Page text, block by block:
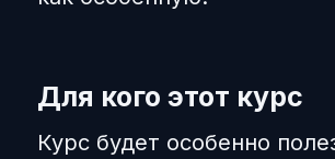
Для кого этот курс
Курс будет особенно